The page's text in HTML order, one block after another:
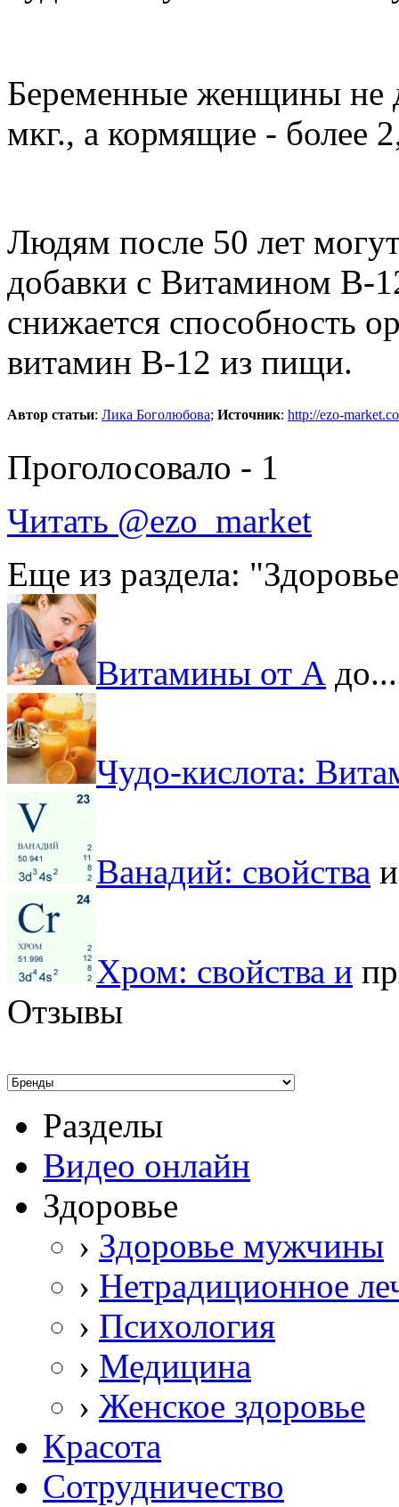
Беременные женщины не
мкг., а кормящие - более
Людям после 50 лет
добавки с Витамином В-
снижается способность
витамин В-12 из пищи.
Автор статьи: Лика Боголюбова; Источник: http://ezo-
Проголосовало - 1
Читать @ezo_market
Еще из раздела:
Витамины от А до...
Чудо-кислота:
Ванадий: свойства
Хром: свойства и
Отзывы
Разделы
Видео онлайн
Здоровье
› Здоровье мужчины
› Нетрадиционное
› Психология
› Медицина
› Женское здоровье
Красота
Сотрудничество